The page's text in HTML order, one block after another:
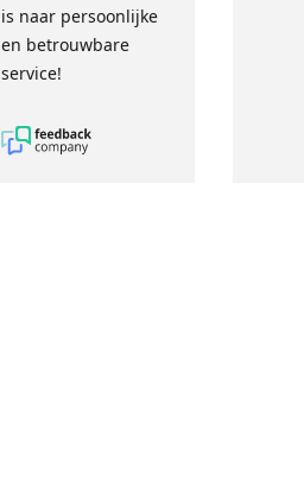
is naar persoonlijke
en betrouwbare
service!